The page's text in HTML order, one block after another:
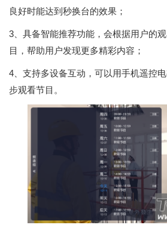
良好时能达到秒换台的效果；
3、具备智能推荐功能，会根据用户的
目，帮助用户发现更多精彩内容；
4、支持多设备互动，可以用手机遥控
步观看节目。